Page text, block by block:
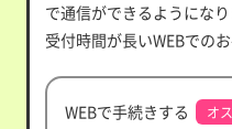
で通信ができるようになり
受付時間が長いWEBでの
WEBで手続きする
オ